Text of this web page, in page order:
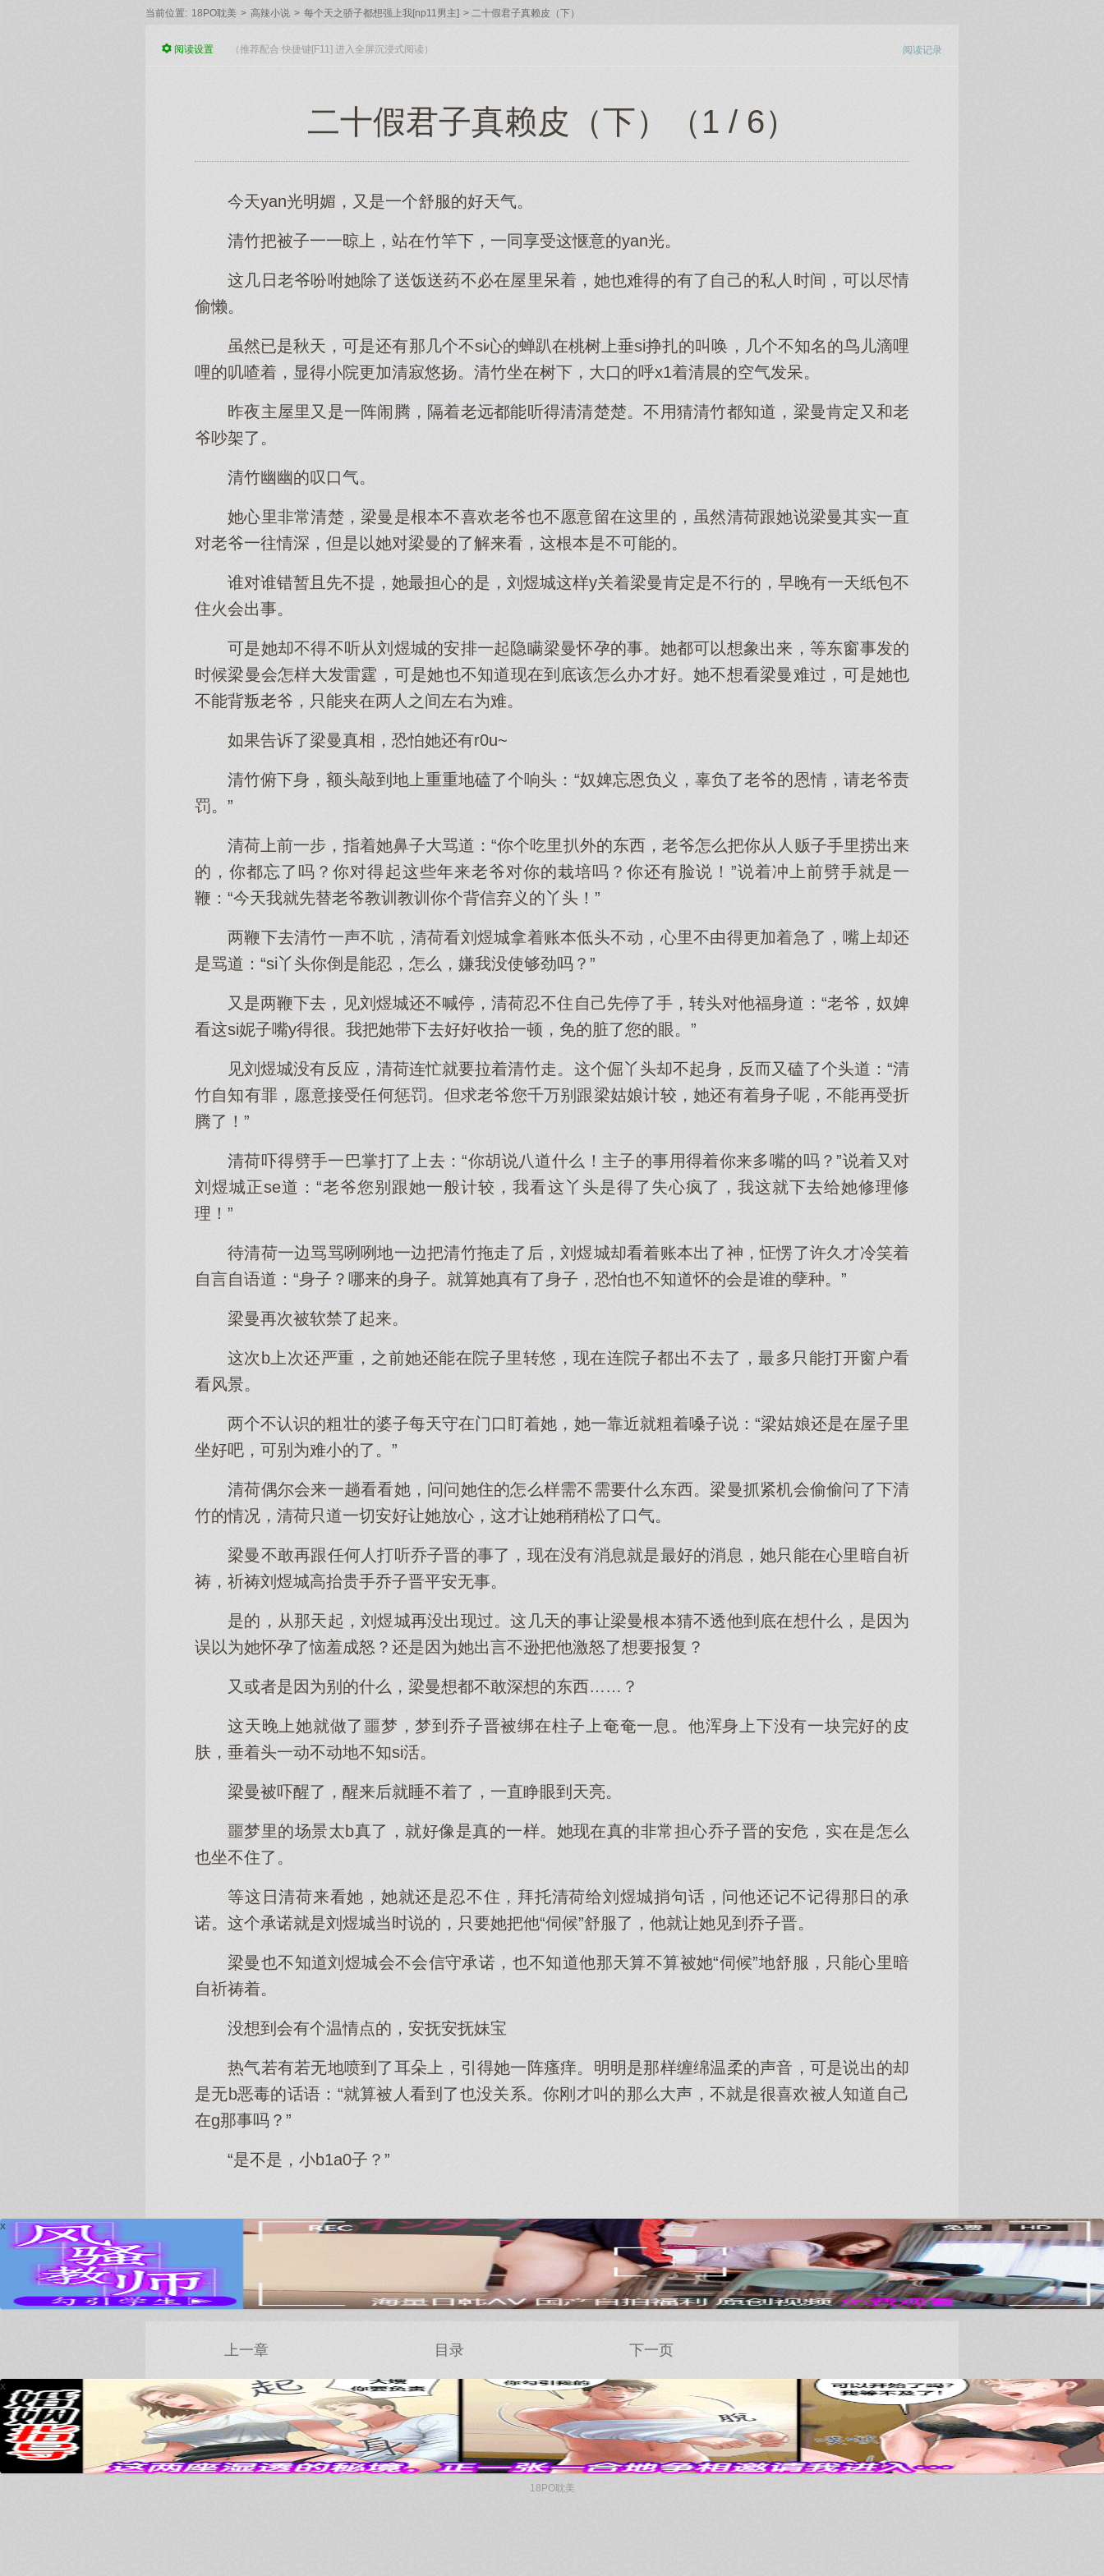
当前位置: 18PO耽美 > 高辣小说 > 每个天之骄子都想强上我[np11男主] > 二十假君子真赖皮（下）
阅读记录
阅读设置 （推荐配合 快捷键[F11] 进入全屏沉浸式阅读）
二十假君子真赖皮（下）（1 / 6）
今天yan光明媚，又是一个舒服的好天气。
清竹把被子一一晾上，站在竹竿下，一同享受这惬意的yan光。
这几日老爷吩咐她除了送饭送药不必在屋里呆着，她也难得的有了自己的私人时间，可以尽情
偷懒。
虽然已是秋天，可是还有那几个不si心的蝉趴在桃树上垂si挣扎的叫唤，几个不知名的鸟儿滴哩
哩的叽喳着，显得小院更加清寂悠扬。清竹坐在树下，大口的呼x1着清晨的空气发呆。
昨夜主屋里又是一阵闹腾，隔着老远都能听得清清楚楚。不用猜清竹都知道，梁曼肯定又和老
爷吵架了。
清竹幽幽的叹口气。
她心里非常清楚，梁曼是根本不喜欢老爷也不愿意留在这里的，虽然清荷跟她说梁曼其实一直
对老爷一往情深，但是以她对梁曼的了解来看，这根本是不可能的。
谁对谁错暂且先不提，她最担心的是，刘煜城这样y关着梁曼肯定是不行的，早晚有一天纸包不
住火会出事。
可是她却不得不听从刘煜城的安排一起隐瞒梁曼怀孕的事。她都可以想象出来，等东窗事发的
时候梁曼会怎样大发雷霆，可是她也不知道现在到底该怎么办才好。她不想看梁曼难过，可是她也
不能背叛老爷，只能夹在两人之间左右为难。
如果告诉了梁曼真相，恐怕她还有r0u~
清竹俯下身，额头敲到地上重重地磕了个响头：“奴婢忘恩负义，辜负了老爷的恩情，请老爷责
罚。”
清荷上前一步，指着她鼻子大骂道：“你个吃里扒外的东西，老爷怎么把你从人贩子手里捞出来
的，你都忘了吗？你对得起这些年来老爷对你的栽培吗？你还有脸说！”说着冲上前劈手就是一
鞭：“今天我就先替老爷教训教训你个背信弃义的丫头！”
两鞭下去清竹一声不吭，清荷看刘煜城拿着账本低头不动，心里不由得更加着急了，嘴上却还
是骂道：“si丫头你倒是能忍，怎么，嫌我没使够劲吗？”
又是两鞭下去，见刘煜城还不喊停，清荷忍不住自己先停了手，转头对他福身道：“老爷，奴婢
看这si妮子嘴y得很。我把她带下去好好收拾一顿，免的脏了您的眼。”
见刘煜城没有反应，清荷连忙就要拉着清竹走。这个倔丫头却不起身，反而又磕了个头道：“清
竹自知有罪，愿意接受任何惩罚。但求老爷您千万别跟梁姑娘计较，她还有着身子呢，不能再受折
腾了！”
清荷吓得劈手一巴掌打了上去：“你胡说八道什么！主子的事用得着你来多嘴的吗？”说着又对
刘煜城正se道：“老爷您别跟她一般计较，我看这丫头是得了失心疯了，我这就下去给她修理修
理！”
待清荷一边骂骂咧咧地一边把清竹拖走了后，刘煜城却看着账本出了神，怔愣了许久才冷笑着
自言自语道：“身子？哪来的身子。就算她真有了身子，恐怕也不知道怀的会是谁的孽种。”
梁曼再次被软禁了起来。
这次b上次还严重，之前她还能在院子里转悠，现在连院子都出不去了，最多只能打开窗户看
看风景。
两个不认识的粗壮的婆子每天守在门口盯着她，她一靠近就粗着嗓子说：“梁姑娘还是在屋子里
坐好吧，可别为难小的了。”
清荷偶尔会来一趟看看她，问问她住的怎么样需不需要什么东西。梁曼抓紧机会偷偷问了下清
竹的情况，清荷只道一切安好让她放心，这才让她稍稍松了口气。
梁曼不敢再跟任何人打听乔子晋的事了，现在没有消息就是最好的消息，她只能在心里暗自祈
祷，祈祷刘煜城高抬贵手乔子晋平安无事。
是的，从那天起，刘煜城再没出现过。这几天的事让梁曼根本猜不透他到底在想什么，是因为
误以为她怀孕了恼羞成怒？还是因为她出言不逊把他激怒了想要报复？
又或者是因为别的什么，梁曼想都不敢深想的东西……？
这天晚上她就做了噩梦，梦到乔子晋被绑在柱子上奄奄一息。他浑身上下没有一块完好的皮
肤，垂着头一动不动地不知si活。
梁曼被吓醒了，醒来后就睡不着了，一直睁眼到天亮。
噩梦里的场景太b真了，就好像是真的一样。她现在真的非常担心乔子晋的安危，实在是怎么
也坐不住了。
等这日清荷来看她，她就还是忍不住，拜托清荷给刘煜城捎句话，问他还记不记得那日的承
诺。这个承诺就是刘煜城当时说的，只要她把他“伺候”舒服了，他就让她见到乔子晋。
梁曼也不知道刘煜城会不会信守承诺，也不知道他那天算不算被她“伺候”地舒服，只能心里暗
自祈祷着。
没想到会有个温情点的，安抚安抚妹宝
热气若有若无地喷到了耳朵上，引得她一阵瘙痒。明明是那样缠绵温柔的声音，可是说出的却
是无b恶毒的话语：“就算被人看到了也没关系。你刚才叫的那么大声，不就是很喜欢被人知道自己
在g那事吗？”
“是不是，小b1a0子？”
x
上一章 目录 下一页
x
18PO耽美